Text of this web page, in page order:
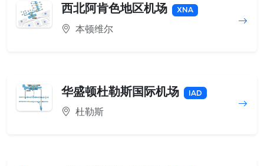
西北阿肯色地区机场 XNA
本顿维尔
华盛顿杜勒斯国际机场 IAD
杜勒斯